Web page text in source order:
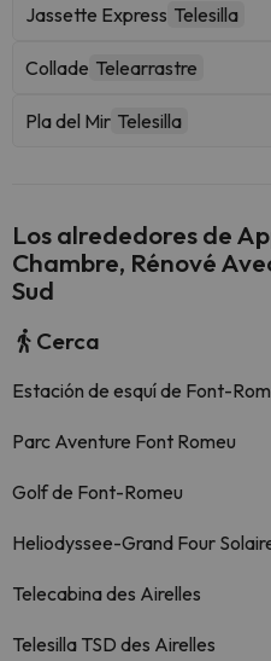
Jassette Express Telesilla
Collade Telearrastre
Pla del Mir Telesilla
Los alrededores de
Chambre, Rénové
Sud
Cerca
Estación de esquí de Font-
Parc Aventure Font Romeu
Golf de Font-Romeu
Heliodyssee-Grand Four
Telecabina des Airelles
Telesilla TSD des Airelles